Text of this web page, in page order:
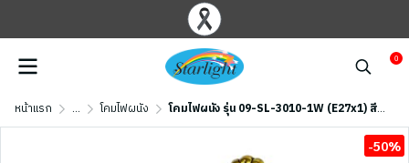
0
หน้าแรก ... โคมไฟผนัง โคมไฟผนัง รุ่น 09-SL-3010-1W (E27x1) สีทองรมดำ
-50%